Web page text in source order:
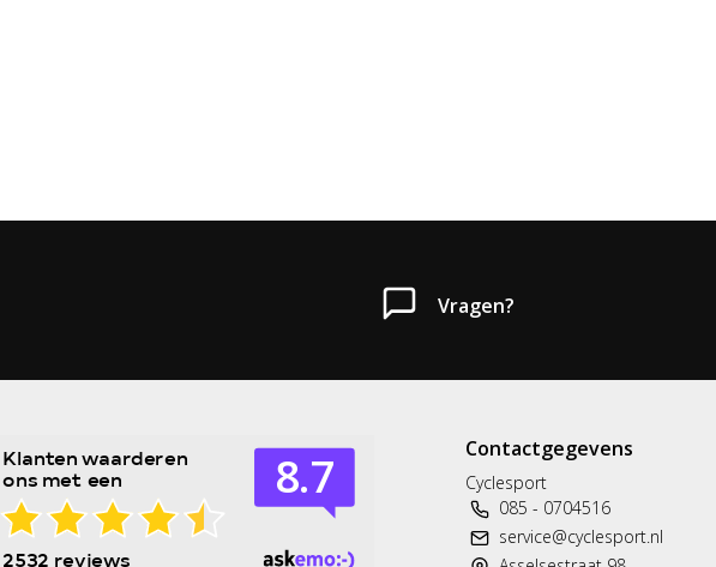
Vragen?
Contactgegevens
Cyclesport
085 - 0704516
service@cyclesport.nl